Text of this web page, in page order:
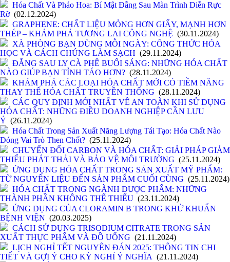
Hóa Chất Và Pháo Hoa: Bí Mật Đằng Sau Màn Trình Diễn Rực
Rỡ(02.12.2024)
GRAPHENE: CHẤT LIỆU MỎNG HƠN GIẤY, MẠNH HƠN
THÉP – KHÁM PHÁ TƯƠNG LAI CÔNG NGHỆ (30.11.2024)
XÀ PHÒNG BẠN DÙNG MỖI NGÀY: CÔNG THỨC HÓA
HỌC VÀ CÁCH CHÚNG LÀM SẠCH (29.11.2024)
ĐẰNG SAU LY CÀ PHÊ BUỔI SÁNG: NHỮNG HÓA CHẤT
NÀO GIÚP BẠN TỈNH TÁO HƠN? (28.11.2024)
KHÁM PHÁ CÁC LOẠI HÓA CHẤT MỚI CÓ TIỀM NĂNG
THAY THẾ HÓA CHẤT TRUYỀN THỐNG (28.11.2024)
CÁC QUY ĐỊNH MỚI NHẤT VỀ AN TOÀN KHI SỬ DỤNG
HÓA CHẤT: NHỮNG ĐIỀU DOANH NGHIỆP CẦN LƯU
Ý (26.11.2024)
Hóa Chất Trong Sản Xuất Năng Lượng Tái Tạo: Hóa Chất Nào
Đóng Vai Trò Then Chốt? (25.11.2024)
CHUYỂN ĐỔI CARBON VÀ HÓA CHẤT: GIẢI PHÁP GIẢM
THIỂU PHÁT THẢI VÀ BẢO VỆ MÔI TRƯỜNG (25.11.2024)
ỨNG DỤNG HÓA CHẤT TRONG SẢN XUẤT MỸ PHẨM:
TỪ NGUYÊN LIỆU ĐẾN SẢN PHẨM CUỐI CÙNG (25.11.2024)
HÓA CHẤT TRONG NGÀNH DƯỢC PHẨM: NHỮNG
THÀNH PHẦN KHÔNG THỂ THIẾU (23.11.2024)
ỨNG DỤNG CỦA CLORAMIN B TRONG KHỬ KHUẨN
BỆNH VIỆN (20.03.2025)
CÁCH SỬ DỤNG TRISODIUM CITRATE TRONG SẢN
XUẤT THỰC PHẨM VÀ ĐỒ UỐNG (21.11.2024)
LỊCH NGHỈ TẾT NGUYÊN ĐÁN 2025: THÔNG TIN CHI
TIẾT VÀ GỢI Ý CHO KỲ NGHỈ Ý NGHĨA (21.11.2024)